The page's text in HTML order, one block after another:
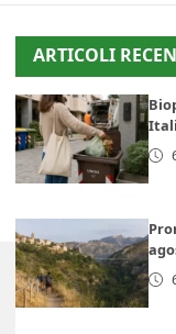
ARTICOLI